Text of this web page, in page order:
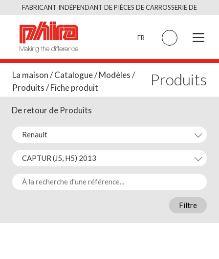
Skip
FABRICANT INDÉPENDANT DE PIÈCES DE CARROSSERIE DE
FR
La maison/Catalogue/Modèles/
Produits/ Fiche produit Produits
De retour de Produits
Filtre